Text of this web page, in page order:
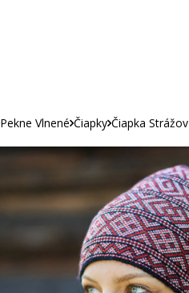
Pekne Vlnené Čiapky Čiapka Strážov